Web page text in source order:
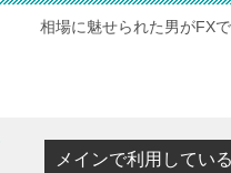
相場に魅せられた男がFX
メインで利用してい